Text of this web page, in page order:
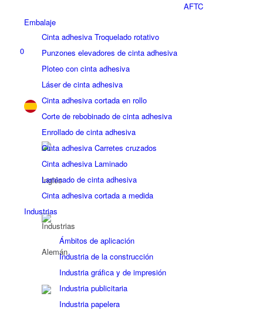
0
AFTC
Embalaje
Cinta adhesiva Troquelado rotativo
Punzones elevadores de cinta adhesiva
Ploteo con cinta adhesiva
Láser de cinta adhesiva
Cinta adhesiva cortada en rollo
Corte de rebobinado de cinta adhesiva
Enrollado de cinta adhesiva
Cinta adhesiva Carretes cruzados
Cinta adhesiva Laminado
Laminado de cinta adhesiva
Cinta adhesiva cortada a medida
Industrias
Industrias
Ámbitos de aplicación
Industria de la construcción
Industria gráfica y de impresión
Industria publicitaria
Industria papelera